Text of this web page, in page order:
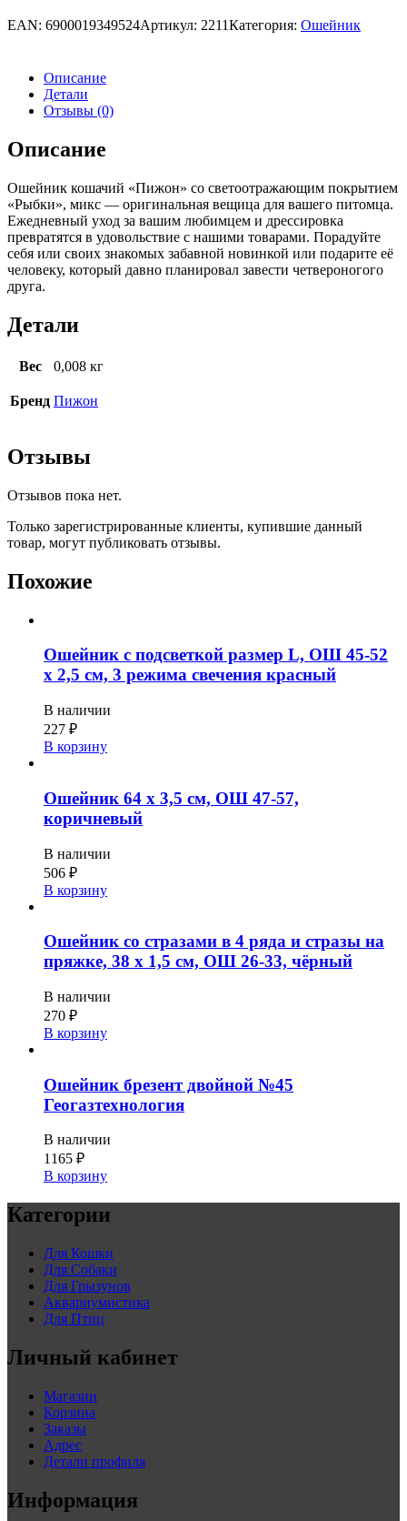
EAN: 6900019349524Артикул: 2211Категория: Ошейник
Описание
Детали
Отзывы (0)
Описание
Ошейник кошачий «Пижон» со светоотражающим покрытием
«Рыбки», микс — оригинальная вещица для вашего питомца.
Ежедневный уход за вашим любимцем и дрессировка
превратятся в удовольствие с нашими товарами. Порадуйте
себя или своих знакомых забавной новинкой или подарите её
человеку, который давно планировал завести четвероногого
друга.
Детали
Вес 0,008 кг
Бренд Пижон
Отзывы
Отзывов пока нет.
Только зарегистрированные клиенты, купившие данный
товар, могут публиковать отзывы.
Похожие
Ошейник с подсветкой размер L, ОШ 45-52
х 2,5 см, 3 режима свечения красный
В наличии
227 ₽
В корзину
Ошейник 64 х 3,5 см, ОШ 47-57,
коричневый
В наличии
506 ₽
В корзину
Ошейник со стразами в 4 ряда и стразы на
пряжке, 38 х 1,5 см, ОШ 26-33, чёрный
В наличии
270 ₽
В корзину
Ошейник брезент двойной №45
Геогазтехнология
В наличии
1165 ₽
В корзину
Категории
Для Кошки
Для Собаки
Для Грызунов
Аквариумистика
Для Птиц
Личный кабинет
Магазин
Корзина
Заказы
Адрес
Детали профиля
Информация